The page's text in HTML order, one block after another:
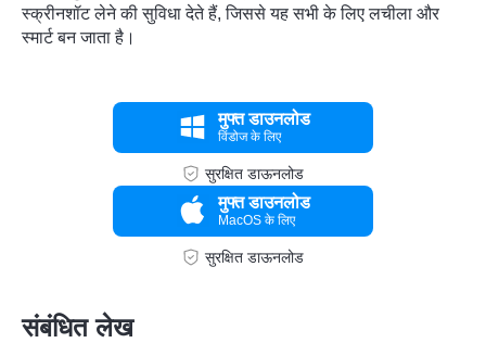
स्क्रीनशॉट लेने की सुविधा देते हैं, जिससे यह सभी के लिए लचीला और
स्मार्ट बन जाता है।
मुफ्त डाउनलोड
विंडोज के लिए
सुरक्षित डाऊनलोड
मुफ्त डाउनलोड
MacOS के लिए
सुरक्षित डाऊनलोड
संबंधित लेख